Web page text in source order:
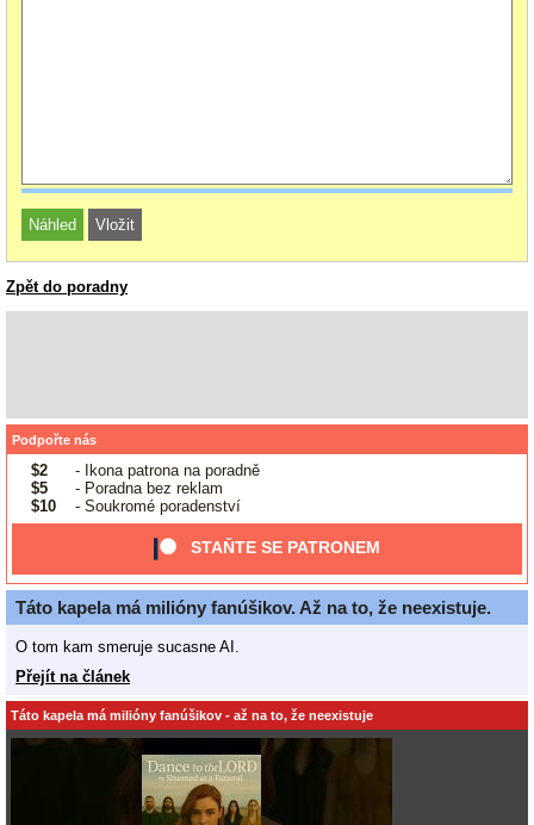
Zpět do poradny
Podpořte nás
$2
- Ikona patrona na poradně
$5
- Poradna bez reklam
$10
- Soukromé poradenství
STAŇTE SE PATRONEM
Táto kapela má milióny fanúšikov. Až na to, že neexistuje.
O tom kam smeruje sucasne AI.
Přejít na článek
Táto kapela má milióny fanúšikov - až na to, že neexistuje